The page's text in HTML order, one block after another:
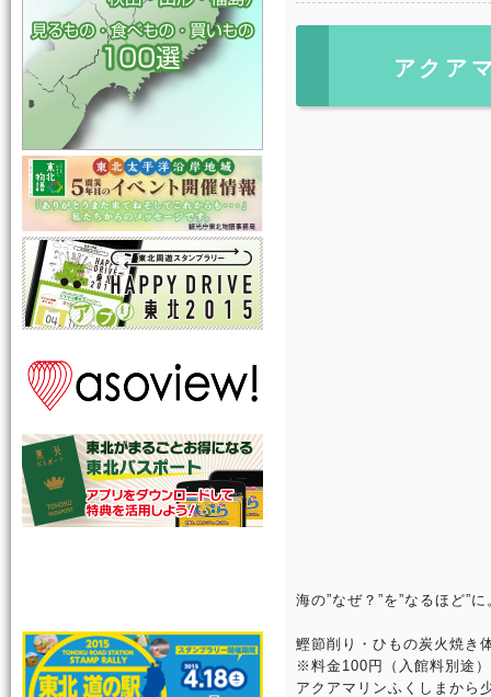
アクア
海の”なぜ？”を”なるほど”
鰹節削り・ひもの炭火焼き
※料金100円（入館料別途）
アクアマリンふくしまから